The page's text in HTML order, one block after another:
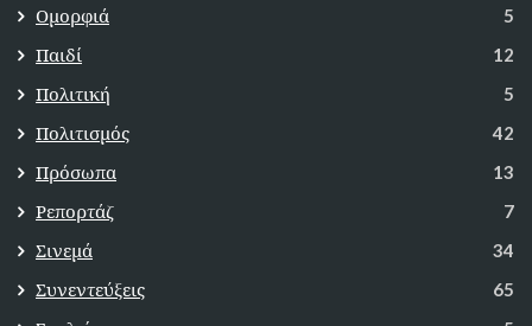
Ομορφιά 5
Παιδί 12
Πολιτική 5
Πολιτισμός 42
Πρόσωπα 13
Ρεπορτάζ 7
Σινεμά 34
Συνεντεύξεις 65